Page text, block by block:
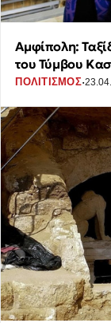
Αμφίπολη:
του Τύμβου
ΠΟΛΙΤΙΣΜΟΣ·